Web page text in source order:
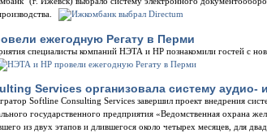
ежегодную Регату в Перми
специалисты компаний НЭТА и HP познакомили гостей с
Services организовала систему
Softline Consulting Services завершил проект внедрения
государственного предприятия «Ведомственная
из двух этапов и длившегося около четырех месяцев, для